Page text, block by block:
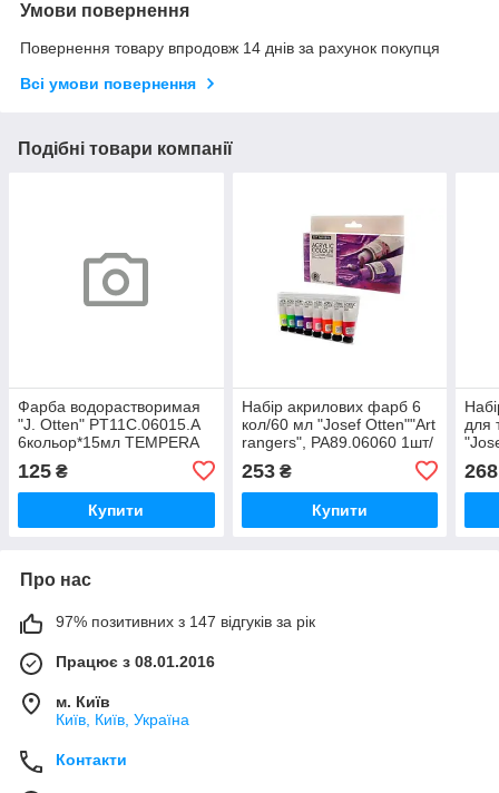
Умови повернення
Повернення товару впродовж 14 днів за рахунок покупця
Всі умови повернення
Подібні товари компанії
Фарба водорастворимая
"J. Otten" PT11C.06015.A
6кольор*15мл TEMPERA
15ML, шт
125 ₴
Купити
Набір акрилових фарб 6
кол/60 мл "Josef Otten""Art
rangers", PA89.06060 1шт/
253₴
Купити
для
268
Про нас
97% позитивних з 147 відгуків за рік
Працює з 08.01.2016
м. Київ
Київ, Київ, Україна
Контакти